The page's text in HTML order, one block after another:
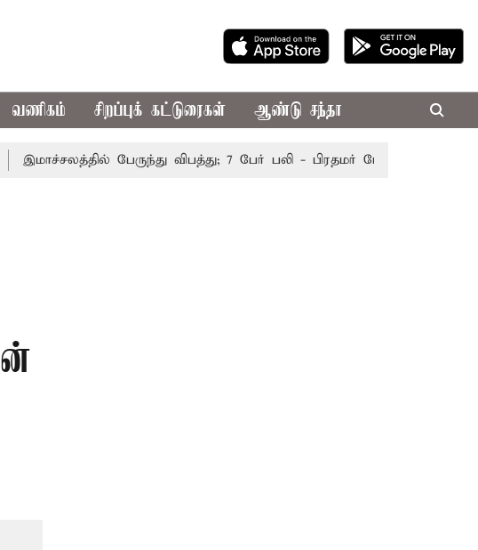
வணிகம் சிறப்புக் கட்டுரைகள் ஆண்டு சந்தா
பேருந்து விபத்து; 7 பேர் பலி - பிரதமர் மோடி இரங்கல்